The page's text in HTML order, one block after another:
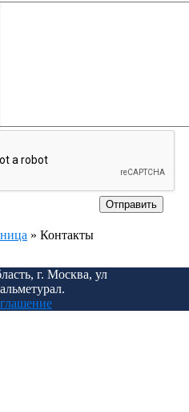
» Контакты
г. Москва, ул